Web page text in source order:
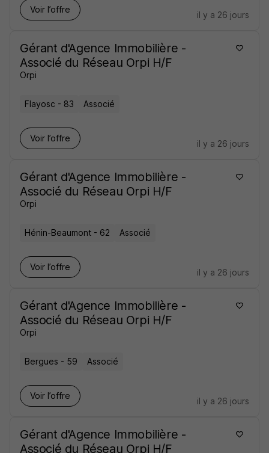
Voir l’offre
il y a 26 jours
Gérant d'Agence Immobilière -
Associé du Réseau Orpi H/F
Orpi
Flayosc - 83 Associé
Voir l’offre
il y a 26 jours
Gérant d'Agence Immobilière -
Associé du Réseau Orpi H/F
Orpi
Hénin-Beaumont - 62 Associé
Voir l’offre
il y a 26 jours
Gérant d'Agence Immobilière -
Associé du Réseau Orpi H/F
Orpi
Bergues - 59 Associé
Voir l’offre
il y a 26 jours
Gérant d'Agence Immobilière -
Associé du Réseau Orpi H/F